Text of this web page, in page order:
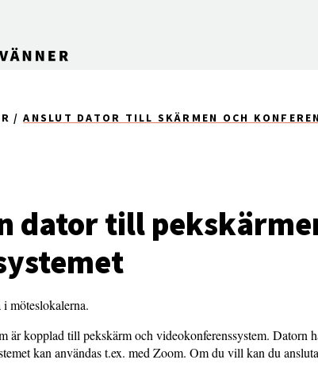
ANSLUT DATOR TILL SKÄRMEN OCH
dator till
möteslokalerna.
är kopplad till pekskärm och videokonferenssystem. Datorn
kan användas t.ex. med Zoom. Om du vill kan du